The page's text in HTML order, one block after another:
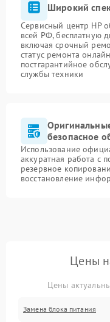
Широкий
Сервисный центр HP
всей РФ, бесплатную
включая срочный
статус ремонта
постгарантийное
службы техники
безопасное
Использование
аккуратная работа с
резервное
восстановление
Цены
Цены
Замена блока питания